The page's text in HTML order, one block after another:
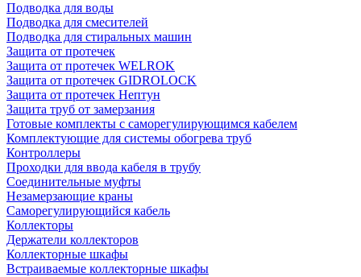
Подводка для воды
Подводка для смесителей
Подводка для стиральных машин
Защита от протечек
Защита от протечек WELROK
Защита от протечек GIDROLOCK
Защита от протечек Нептун
Защита труб от замерзания
Готовые комплекты с саморегулирующимся кабелем
Комплектующие для системы обогрева труб
Контроллеры
Проходки для ввода кабеля в трубу
Соединительные муфты
Незамерзающие краны
Саморегулирующийся кабель
Коллекторы
Держатели коллекторов
Коллекторные шкафы
Встраиваемые коллекторные шкафы